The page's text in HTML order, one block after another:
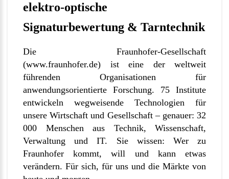
elektro-optische
Signaturbewertung & Tarntechnik
Die Fraunhofer-Gesellschaft
(www.fraunhofer.de) ist eine der weltweit
führenden Organisationen für
anwendungsorientierte Forschung. 75 Institute
entwickeln wegweisende Technologien für
unsere Wirtschaft und Gesellschaft – genauer: 32
000 Menschen aus Technik, Wissenschaft,
Verwaltung und IT. Sie wissen: Wer zu
Fraunhofer kommt, will und kann etwas
verändern. Für sich, für uns und die Märkte von